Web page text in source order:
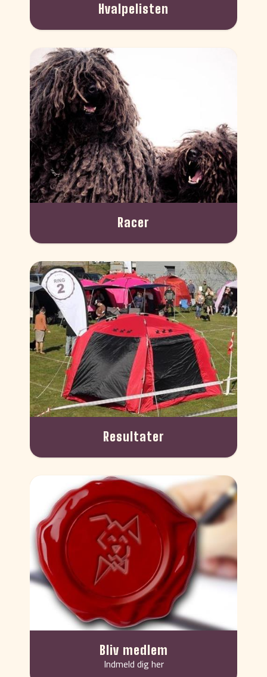
Hvalpelisten
Racer
Resultater
Bliv medlem
Indmeld dig her